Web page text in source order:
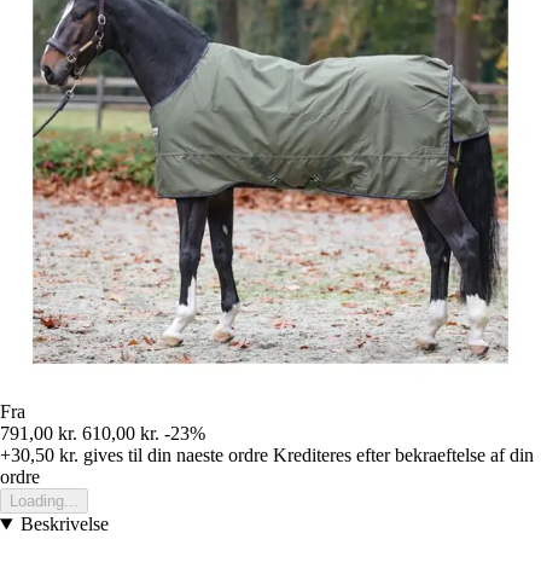
Fra
791,00 kr. 610,00 kr. -23%
+30,50 kr. gives til din naeste ordre Krediteres efter bekraeftelse af din
ordre
Loading...
Beskrivelse